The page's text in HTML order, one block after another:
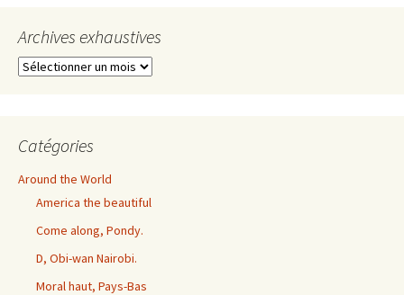
Archives exhaustives
Archives
Catégories
Around the World
America the beautiful
Come along, Pondy.
D, Obi-wan Nairobi.
Moral haut, Pays-Bas